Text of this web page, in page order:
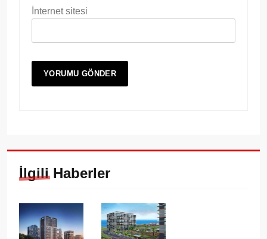
İnternet sitesi
İlgili Haberler